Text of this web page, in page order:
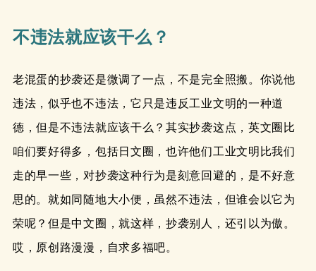
不违法就应该干么？
老混蛋的抄袭还是微调了一点，不是完全照搬。你说他
违法，似乎也不违法，它只是违反工业文明的一种道
德，但是不违法就应该干么？其实抄袭这点，英文圈比
咱们要好得多，包括日文圈，也许他们工业文明比我们
走的早一些，对抄袭这种行为是刻意回避的，是不好意
思的。就如同随地大小便，虽然不违法，但谁会以它为
荣呢？但是中文圈，就这样，抄袭别人，还引以为傲。
哎，原创路漫漫，自求多福吧。